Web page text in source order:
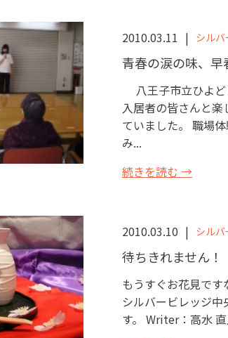
2010.03.11 シル
青春の涙の味、早
八王子市立ひよど
入居者の皆さんと
ていました。 職場
み...
続きを読む →
2010.03.10 シル
待ちきれません！
もうすぐお花見です
シルバービレッジ
す。 Writer：高水 直